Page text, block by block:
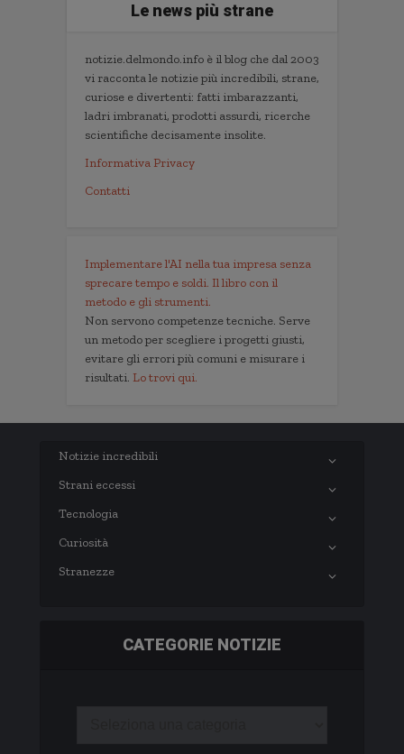
Le news più strane
notizie.delmondo.info è il blog che dal 2003
vi racconta le notizie più incredibili, strane,
curiose e divertenti: fatti imbarazzanti,
ladri imbranati, prodotti assurdi, ricerche
scientifiche decisamente insolite.
Informativa Privacy
Contatti
Implementare l'AI nella tua impresa senza
sprecare tempo e soldi. Il libro con il
metodo e gli strumenti.
Non servono competenze tecniche. Serve
un metodo per scegliere i progetti giusti,
evitare gli errori più comuni e misurare i
risultati. Lo trovi qui.
Notizie incredibili
Strani eccessi
Tecnologia
Curiosità
Stranezze
CATEGORIE NOTIZIE